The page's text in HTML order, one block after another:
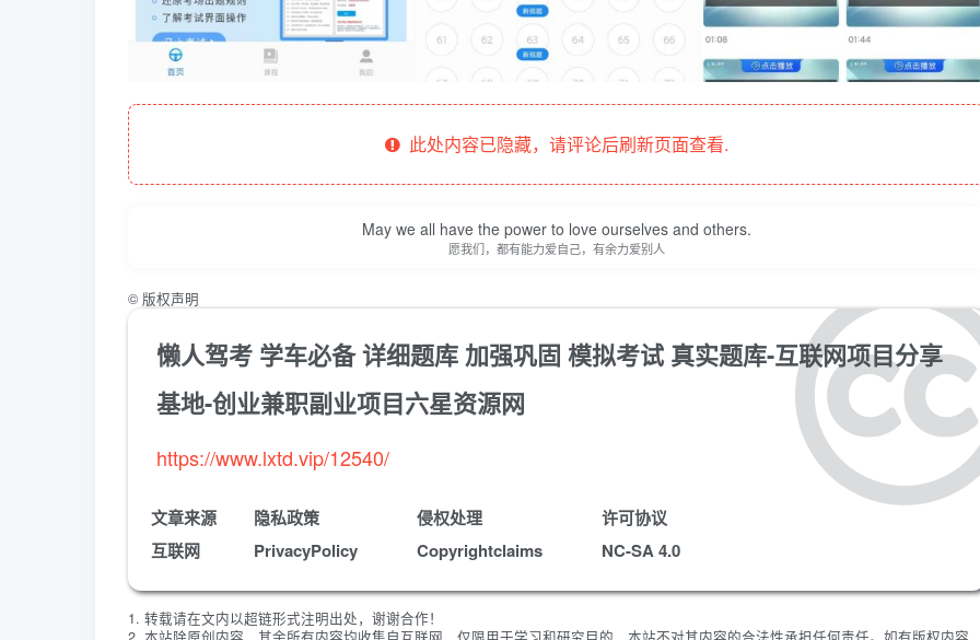
此处内容已隐藏，请评论后刷新页面查看.
May we all have the power to love ourselves and others.
愿我们，都有能力爱自己，有余力爱别人
© 版权声明
懒人驾考 学车必备 详细题库 加强巩固 模拟考试 真实题库-互联网项目分享
基地-创业兼职副业项目六星资源网
https://www.lxtd.vip/12540/
文章来源
互联网
隐私政策
PrivacyPolicy
侵权处理
Copyrightclaims
许可协议
NC-SA 4.0
1. 转载请在文内以超链形式注明出处，谢谢合作！